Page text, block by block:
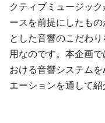
クティブミュージッ
ースを前提にしたも
とした音響のこだわ
用なのです。本企画
おける音響システム
エーションを通して紹